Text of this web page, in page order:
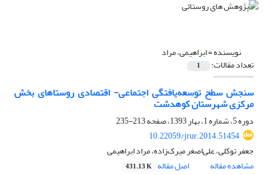
نویسنده =ابراهیمی، مراد
تعداد مقالات: 1
سنجش سطح توسعه‌یافتگی اجتماعی- اقتصادی روستاهای بخش
مرکزی شهرستان کوهدشت
دوره 5، شماره 1، بهار 1393، صفحه
213-235
10.22059/jrur.2014.51454
جعفر توکلی، علی‌اصغر میرک‌زاده، مراد ابراهیمی
مشاهده مقاله
اصل مقاله 431.13 K